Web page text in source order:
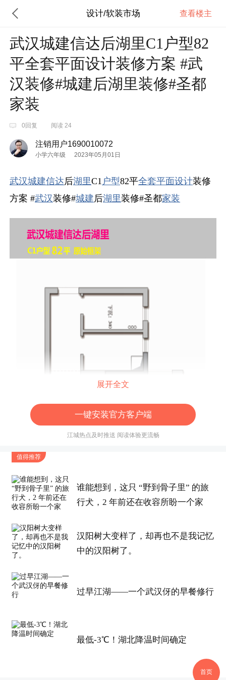
设计/软装市场 查看楼主
武汉城建信达后湖里C1户型82
平全套平面设计装修方案 #武
汉装修#城建后湖里装修#圣都
家装
0回复 阅读 24
注销用户1690010072
小学六年级 2023年05月01日
武汉城建信达后湖里C1 户型82平全套平面设计装修
方案 #武汉装修#城建后湖里装修#圣都家装
展开全文
一键安装官方客户端
江城热点及时推送 阅读体验更流畅
值得推荐
谁能想到，这只 “野到骨子里” 的旅
行犬，2 年前还在收容所盼一个家
汉阳树大变样了，却再也不是我记忆
中的汉阳树了。
过早江湖——一个武汉伢的早餐修行
最低-3℃！湖北降温时间确定
首页